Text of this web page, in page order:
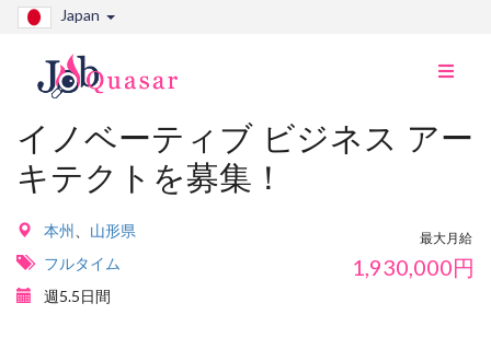
Japan
ナ
り
イノベーティブ ビジネス アー
キテクトを募集！
本州
山形県
フルタイム
週5.5日間
最大月給
1,930,000円